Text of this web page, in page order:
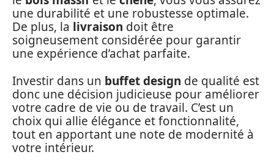
une durabilité et une robustesse optimale.
De plus, la livraison doit être
soigneusement considérée pour garantir
une expérience d’achat parfaite.
Investir dans un buffet design de qualité est
donc une décision judicieuse pour améliorer
votre cadre de vie ou de travail. C’est un
choix qui allie élégance et fonctionnalité,
tout en apportant une note de modernité à
votre intérieur.